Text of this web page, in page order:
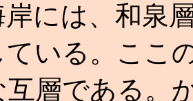
には、和泉
ている。ここ
互層である。